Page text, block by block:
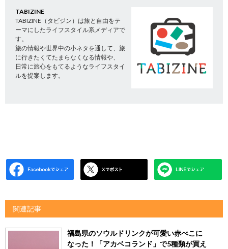
TABIZINE
TABIZINE（タビジン）は旅と自由をテ
ーマにしたライフスタイル系メディアで
す。
旅の情報や世界中の小ネタを通して、旅
に行きたくてたまらなくなる情報や、
日常に旅心をもてるようなライフスタイ
ルを提案します。
関連記事
福島県のソウルドリンクが可愛い赤べこに
なった！「アカベコランド」で5種類が買え